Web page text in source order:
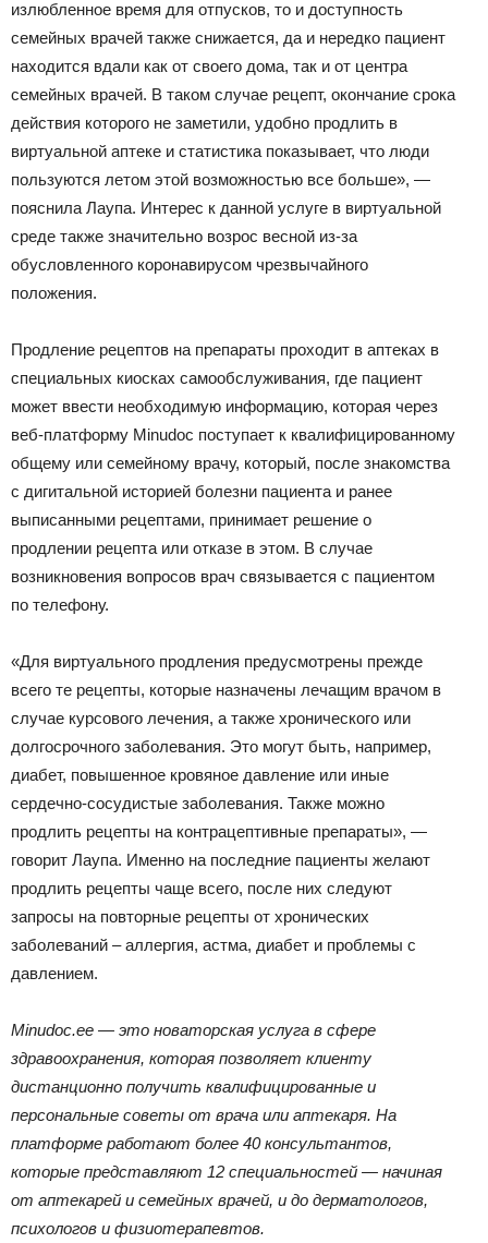
излюбленное время для отпусков, то и доступность
семейных врачей также снижается, да и нередко пациент
находится вдали как от своего дома, так и от центра
семейных врачей. В таком случае рецепт, окончание срока
действия которого не заметили, удобно продлить в
виртуальной аптеке и статистика показывает, что люди
пользуются летом этой возможностью все больше», —
пояснила Лаупа. Интерес к данной услуге в виртуальной
среде также значительно возрос весной из-за
обусловленного коронавирусом чрезвычайного
положения.
Продление рецептов на препараты проходит в аптеках в
специальных киосках самообслуживания, где пациент
может ввести необходимую информацию, которая через
веб-платформу Minudoc поступает к квалифицированному
общему или семейному врачу, который, после знакомства
с дигитальной историей болезни пациента и ранее
выписанными рецептами, принимает решение о
продлении рецепта или отказе в этом. В случае
возникновения вопросов врач связывается с пациентом
по телефону.
​«Для виртуального продления предусмотрены прежде
всего те рецепты, которые назначены лечащим врачом в
случае курсового лечения, а также хронического или
долгосрочного заболевания. Это могут быть, например,
диабет, повышенное кровяное давление или иные
сердечно-сосудистые заболевания. Также можно
продлить рецепты на контрацептивные препараты», —
говорит Лаупа. Именно на последние пациенты желают
продлить рецепты чаще всего, после них следуют
запросы на повторные рецепты от хронических
заболеваний – аллергия, астма, диабет и проблемы с
давлением.
Minudoc.ee — это новаторская услуга в сфере
здравоохранения, которая позволяет клиенту
дистанционно получить квалифицированные и
персональные советы от врача или аптекаря. На
платформе работают более 40 консультантов,
которые представляют 12 специальностей — начиная
от аптекарей и семейных врачей, и до дерматологов,
психологов и физиотерапевтов.